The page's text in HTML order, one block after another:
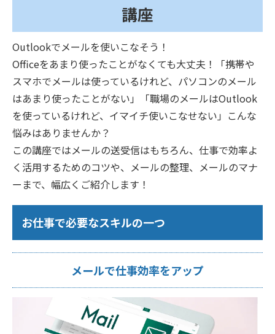
講座
Outlookでメールを使いこなそう！
Officeをあまり使ったことがなくても大丈夫！「携帯や
スマホでメールは使っているけれど、パソコンのメール
はあまり使ったことがない」「職場のメールはOutlook
を使っているけれど、イマイチ使いこなせない」こんな
悩みはありませんか？
この講座ではメールの送受信はもちろん、仕事で効率よ
く活用するためのコツや、メールの整理、メールのマナ
ーまで、幅広くご紹介します！
お仕事で必要なスキルの一つ
メールで仕事効率をアップ